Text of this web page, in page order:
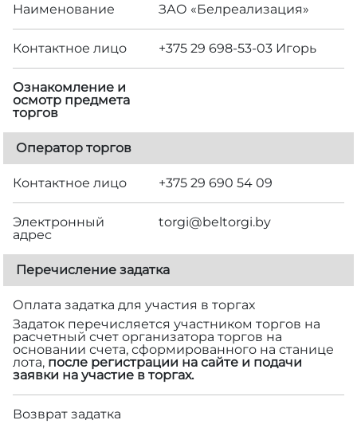
Наименование ЗАО «Белреализация»
Контактное лицо +375 29 698-53-03 Игорь
Ознакомление и
осмотр предмета
торгов
Оператор торгов
Контактное лицо +375 29 690 54 09
Электронный
адрес
torgi@beltorgi.by
Перечисление задатка
Оплата задатка для участия в торгах
Задаток перечисляется участником торгов на
расчетный счет организатора торгов на
основании счета, сформированного на станице
лота, после регистрации на сайте и подачи
заявки на участие в торгах.
Возврат задатка